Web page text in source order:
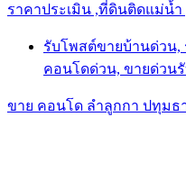
ราคาประเมิน ,ที่ดินติดแม่น้
รับโพสต์ขายบ้านด่วน,
คอนโดด่วน, ขายด่วน
ขาย คอนโด ลำลูกกา ปทุมธ